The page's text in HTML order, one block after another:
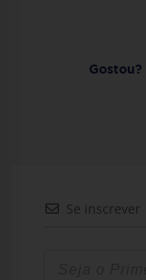
Gostou?
Se inscrever